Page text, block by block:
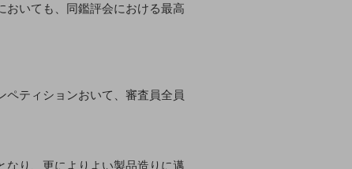
おいても、同鑑評会における最高
ティションおいて、審査員全員
なり、更によりよい製品造りに邁